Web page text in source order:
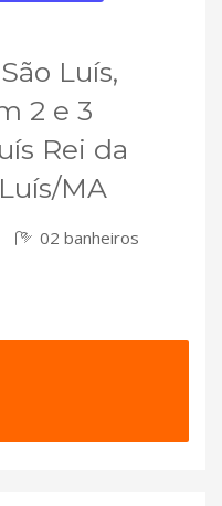
Luís,
2 e 3
Rei da
MA
02 banheiros